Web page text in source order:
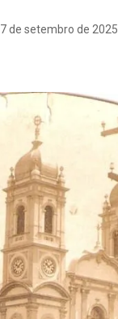
7 de setembro de 2025